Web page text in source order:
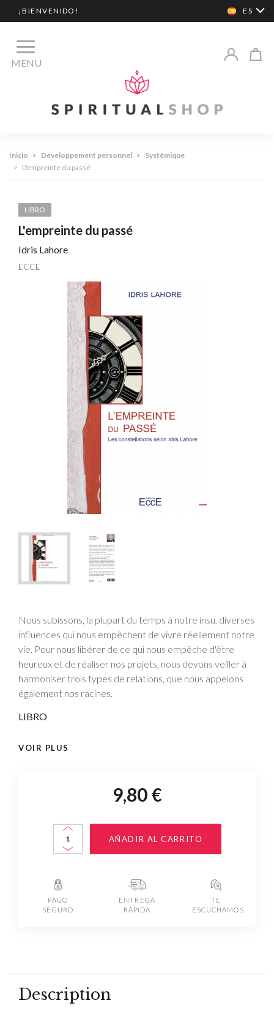
¡BIENVENIDO! ES
MENU
Inicio > Développement personnel > Systémique
> L'empreinte du passé
LIBRO
L'empreinte du passé
Idris Lahore
ECCE
Nous subissons, la plupart du temps à notre insu, diverses
influences qui nous empêchent de vivre réellement notre
vie. Pour nous libérer de ce qui nous empêche d'être
heureux et de réaliser nos projets, nous devons veiller à
harmoniser trois types de relations, que nous appelons
également nos racines.
LIBRO
VOIR PLUS
9,80 €
AÑADIR AL CARRITO
PAGO
SEGURO
ENTREGA
RÁPIDA
TE
ESCUCHAMOS
Description